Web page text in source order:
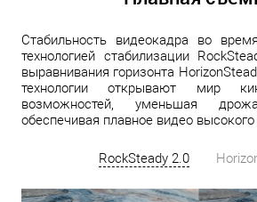
Стабильность видеокадра во
технологией стабилизации
выравнивания горизонта
технологии открывают мир
возможностей, уменьшая
обеспечивая плавное видео
RockSteady 2.0